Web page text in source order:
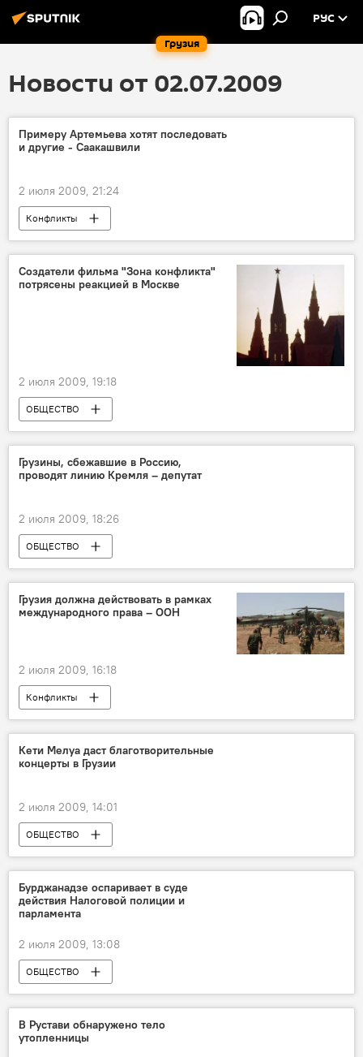
Грузия
РУС
Новости от 02.07.2009
Примеру Артемьева хотят последовать
и другие - Саакашвили
2 июля 2009, 21:24
Конфликты
Создатели фильма "Зона конфликта"
потрясены реакцией в Москве
2 июля 2009, 19:18
ОБЩЕСТВО
Грузины, сбежавшие в Россию,
проводят линию Кремля – депутат
2 июля 2009, 18:26
ОБЩЕСТВО
Грузия должна действовать в рамках
международного права – ООН
2 июля 2009, 16:18
Конфликты
Кети Мелуа даст благотворительные
концерты в Грузии
2 июля 2009, 14:01
ОБЩЕСТВО
Бурджанадзе оспаривает в суде
действия Налоговой полиции и
парламента
2 июля 2009, 13:08
ОБЩЕСТВО
В Рустави обнаружено тело
утопленницы